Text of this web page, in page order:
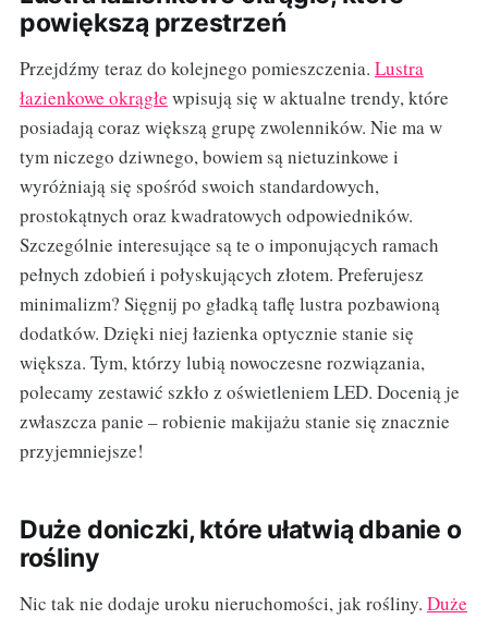
powiększą przestrzeń
Przejdźmy teraz do kolejnego pomieszczenia. Lustra
łazienkowe okrągłe wpisują się w aktualne trendy, które
posiadają coraz większą grupę zwolenników. Nie ma w
tym niczego dziwnego, bowiem są nietuzinkowe i
wyróżniają się spośród swoich standardowych,
prostokątnych oraz kwadratowych odpowiedników.
Szczególnie interesujące są te o imponujących ramach
pełnych zdobień i połyskujących złotem. Preferujesz
minimalizm? Sięgnij po gładką taflę lustra pozbawioną
dodatków. Dzięki niej łazienka optycznie stanie się
większa. Tym, którzy lubią nowoczesne rozwiązania,
polecamy zestawić szkło z oświetleniem LED. Docenią je
zwłaszcza panie – robienie makijażu stanie się znacznie
przyjemniejsze!
Duże doniczki, które ułatwią dbanie o
rośliny
Nic tak nie dodaje uroku nieruchomości, jak rośliny. Duże